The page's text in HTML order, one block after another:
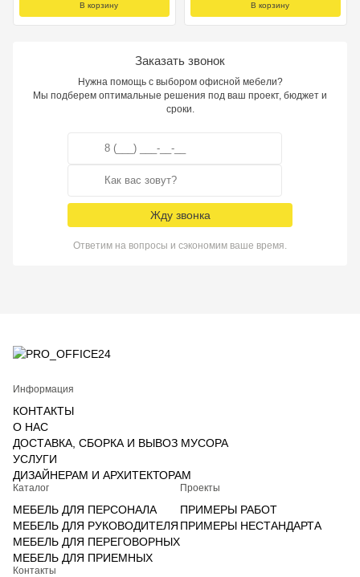
В корзину В корзину
Заказать звонок
Нужна помощь с выбором офисной мебели?
Мы подберем оптимальные решения под ваш проект, бюджет и
сроки.
Жду звонка
Ответим на вопросы и сэкономим ваше время.
Информация
КОНТАКТЫ
О НАС
ДОСТАВКА, СБОРКА И ВЫВОЗ МУСОРА
УСЛУГИ
ДИЗАЙНЕРАМ И АРХИТЕКТОРАМ
Каталог
МЕБЕЛЬ ДЛЯ ПЕРСОНАЛА
МЕБЕЛЬ ДЛЯ РУКОВОДИТЕЛЯ
МЕБЕЛЬ ДЛЯ ПЕРЕГОВОРНЫХ
МЕБЕЛЬ ДЛЯ ПРИЕМНЫХ
Проекты
ПРИМЕРЫ РАБОТ
ПРИМЕРЫ НЕСТАНДАРТА
Контакты